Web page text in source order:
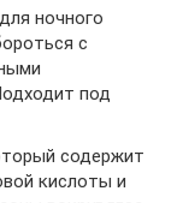
ночного
с
под
содержит
кислоты и